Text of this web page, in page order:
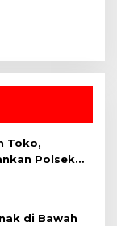
Toko,
Polsek
di Bawah